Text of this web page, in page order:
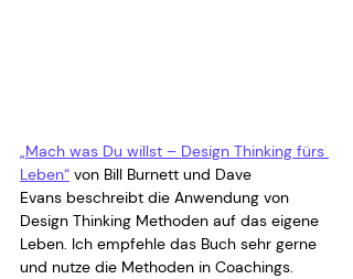
„Mach was Du willst – Design Thinking fürs
Leben“ von Bill Burnett und Dave
Evans beschreibt die Anwendung von
Design Thinking Methoden auf das eigene
Leben. Ich empfehle das Buch sehr gerne
und nutze die Methoden in Coachings.